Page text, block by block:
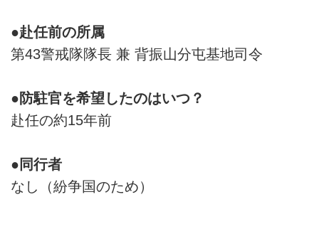
●赴任前の所属
第43警戒隊隊長 兼 背振山分屯基地司令
●防駐官を希望したのはいつ？
赴任の約15年前
●同行者
なし（紛争国のため）